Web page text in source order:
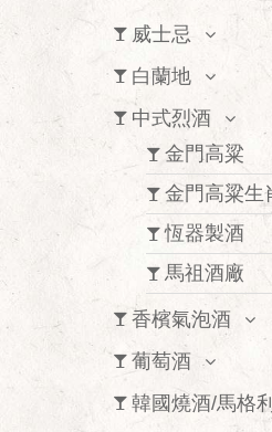
威士忌
白蘭地
中式烈酒
金門高粱
金門高粱生
恆器製酒
馬祖酒廠
香檳氣泡酒
葡萄酒
韓國燒酒/馬格